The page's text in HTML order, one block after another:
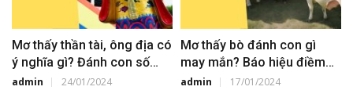
Mơ thấy thần tài, ông địa có
ý nghĩa gì? Đánh con số
may mắn bao nhiêu
admin 24/01/2024
Mơ thấy bò đánh con gì
may mắn? Báo hiệu điềm
báo gì?
admin 17/01/2024